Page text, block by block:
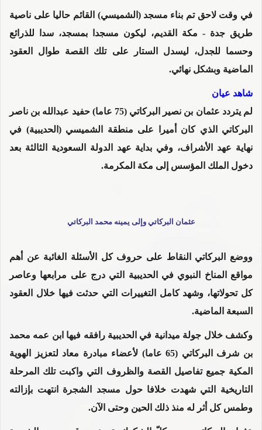
في وقت لاحق تم بناء مسجد (الشميسي) القائم حاليا على ناصية
طريق جدة - مكة القديم، ليكون مسجدا بمسجد، سدا للذرائع
وحسما للجدل، ليسدل الستار على تلك القصة طوال العقود
الماضية وبشكل نهائي.
شاهد عيان
لم يتردد عثمان بن نصير البركاتي (75 عاما) حفيد عبدالله بن ناصر
البركاتي الذي كان أميرا على منطقة الشميسي (الحديبية) في
نهاية عهد الأشراف، وفي بداية عهد الدولة السعودية الثالثة بعد
دخول الملك المؤسس إلى مكة المكرمة.
عثمان البركاتي وإلى يمينه محمد البركاتي
ووضع البركاتي النقاط على حروف كل الأسئلة الغائبة عن أهم
مواقع المناخ النبوي في الحديبية التي درج على مرابعها وعاصر
كل تحولاتها، وشهد كامل التغييرات التي حدثت فيها خلال العقود
السبعة الماضية.
وكشف خلال جولة ميدانية في الحديبية رافقه فيها ابن عمه محمد
بن شرف البركاتي (65 عاما) لأعضاء مبادرة معاد لتعزيز الهوية
المكية جميع تفاصيل القصة والظروف التي واكبت تلك المرحلة
التاريخية التي شهدت خلافا حول مسجد الشجرة انتهت بإزالته
وطمس كل أثر له منذ ذلك الحين وحتى الآن.